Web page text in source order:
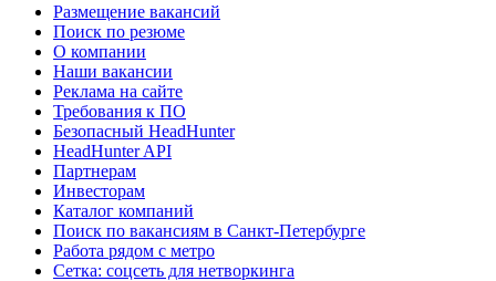
Размещение вакансий
Поиск по резюме
О компании
Наши вакансии
Реклама на сайте
Требования к ПО
Безопасный HeadHunter
HeadHunter API
Партнерам
Инвесторам
Каталог компаний
Поиск по вакансиям в Санкт-Петербурге
Работа рядом с метро
Сетка: соцсеть для нетворкинга